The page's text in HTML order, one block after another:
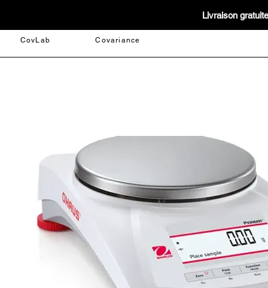
Livraison
CovLab Covariance